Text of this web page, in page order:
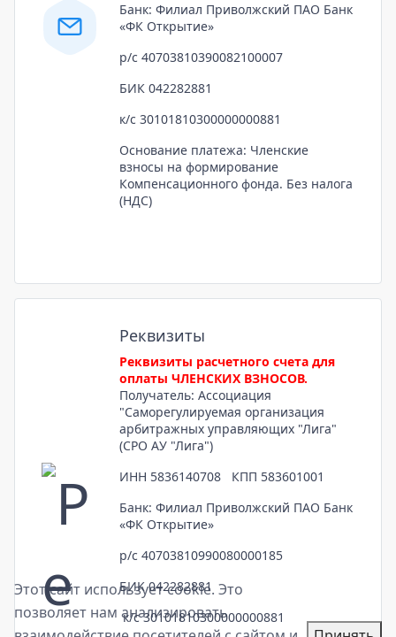
Банк: Филиал Приволжский ПАО Банк
«ФК Открытие»
р/с 40703810390082100007
БИК 042282881
к/с 30101810300000000881
Основание платежа: Членские
взносы на формирование
Компенсационного фонда. Без налога
(НДС)
Реквизиты
Реквизиты расчетного счета для
оплаты ЧЛЕНСКИХ ВЗНОСОВ.
Получатель: Ассоциация
"Саморегулируемая организация
арбитражных управляющих "Лига"
(СРО АУ "Лига")
ИНН 5836140708 КПП 583601001
Банк: Филиал Приволжский ПАО Банк
«ФК Открытие»
р/с 40703810990080000185
БИК 042282881
к/с 30101810300000000881
Этот сайт использует cookie. Это
позволяет нам анализировать